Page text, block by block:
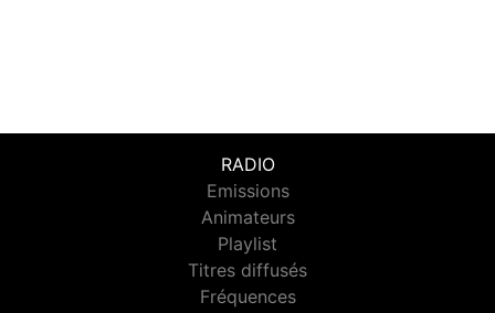
RADIO
Emissions
Animateurs
Playlist
Titres diffusés
Fréquences